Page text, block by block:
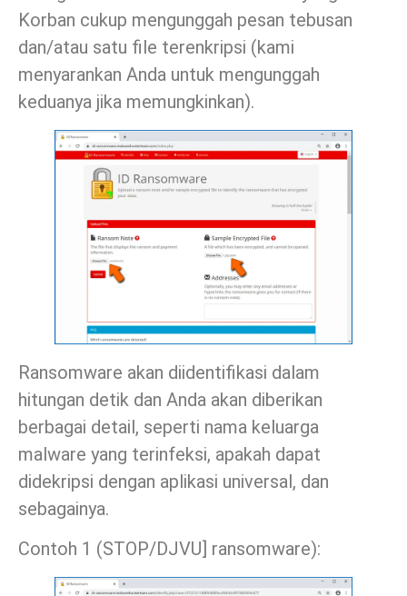
Korban cukup mengunggah pesan tebusan
dan/atau satu file terenkripsi (kami
menyarankan Anda untuk mengunggah
keduanya jika memungkinkan).
Ransomware akan diidentifikasi dalam
hitungan detik dan Anda akan diberikan
berbagai detail, seperti nama keluarga
malware yang terinfeksi, apakah dapat
didekripsi dengan aplikasi universal, dan
sebagainya.
Contoh 1 (STOP/DJVU] ransomware):